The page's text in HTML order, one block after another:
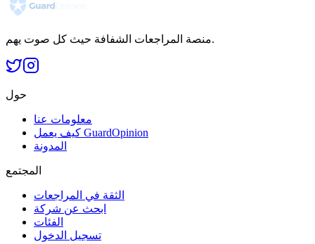
منصة المراجعات الشفافة حيث كل صوت يهم.
حول
معلومات عنا
كيف يعمل GuardOpinion
المدونة
المجتمع
الثقة في المراجعات
ابحث عن شركة
الفئات
تسجيل الدخول